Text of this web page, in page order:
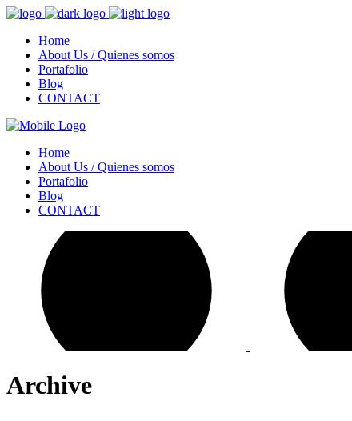
Home
About Us / Quienes somos
Portafolio
Blog
CONTACT
Home
About Us / Quienes somos
Portafolio
Blog
CONTACT
Archive